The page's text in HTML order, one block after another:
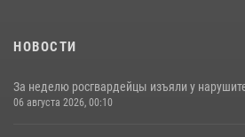
НОВОСТИ
За неделю росгвардейцы изъяли у
06 августа 2026, 00:10